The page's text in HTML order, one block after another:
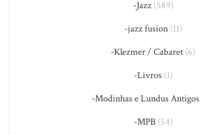
-Jazz(589)
-jazz fusion(11)
-Klezmer / Cabaret (6)
-Livros(1)
-Modinhas e Lundus Antigos
-MPB(54)